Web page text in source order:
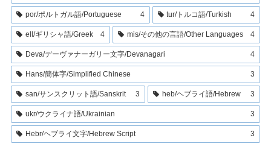
por/ポルトガル語/Portuguese 4 tur/トルコ語/Turkish 4
ell/ギリシャ語/Greek 4 mis/その他の言語/Other Languages 4
Deva/デーヴァナーガリー文字/Devanagari 4
Hans/簡体字/Simplified Chinese 3
san/サンスクリット語/Sanskrit 3 heb/ヘブライ語/Hebrew 3
ukr/ウクライナ語/Ukrainian 3
Hebr/ヘブライ文字/Hebrew Script 3